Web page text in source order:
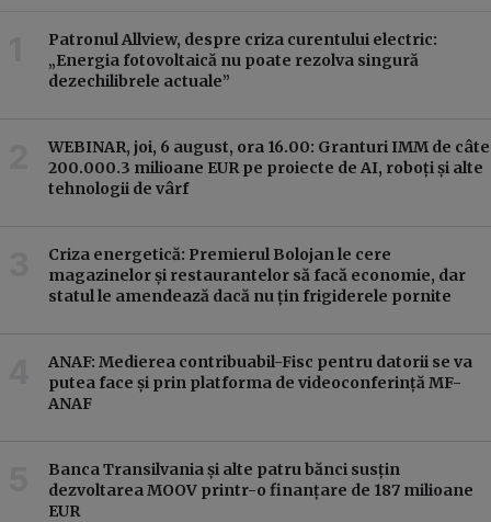
Patronul Allview, despre criza curentului electric:
„Energia fotovoltaică nu poate rezolva singură
dezechilibrele actuale”
WEBINAR, joi, 6 august, ora 16.00: Granturi IMM de câte
200.000.3 milioane EUR pe proiecte de AI, roboți și alte
tehnologii de vârf
Criza energetică: Premierul Bolojan le cere
magazinelor și restaurantelor să facă economie, dar
statul le amendează dacă nu țin frigiderele pornite
ANAF: Medierea contribuabil-Fisc pentru datorii se va
putea face și prin platforma de videoconferință MF-
ANAF
Banca Transilvania și alte patru bănci susțin
dezvoltarea MOOV printr-o finanțare de 187 milioane
EUR